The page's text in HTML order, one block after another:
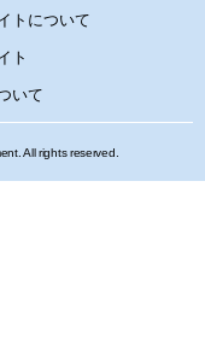
トについて
ト
いて
All rights reserved.